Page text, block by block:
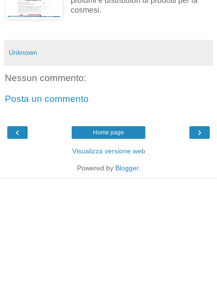
cosmesi.
Unknown
Nessun commento:
Posta un commento
‹ ›
Home page
Visualizza versione web
Powered by Blogger.